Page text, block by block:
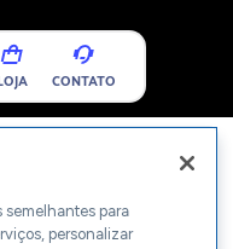
CONTATO
semelhantes para
personalizar